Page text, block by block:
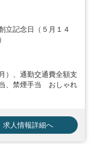
記念日（５月１４
）、通勤交通費全額支
、禁煙手当 おしゃれ
求人情報詳細へ